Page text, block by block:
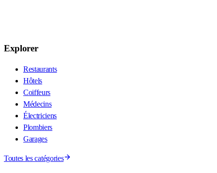
Explorer
Restaurants
Hôtels
Coiffeurs
Médecins
Électriciens
Plombiers
Garages
Toutes les catégories